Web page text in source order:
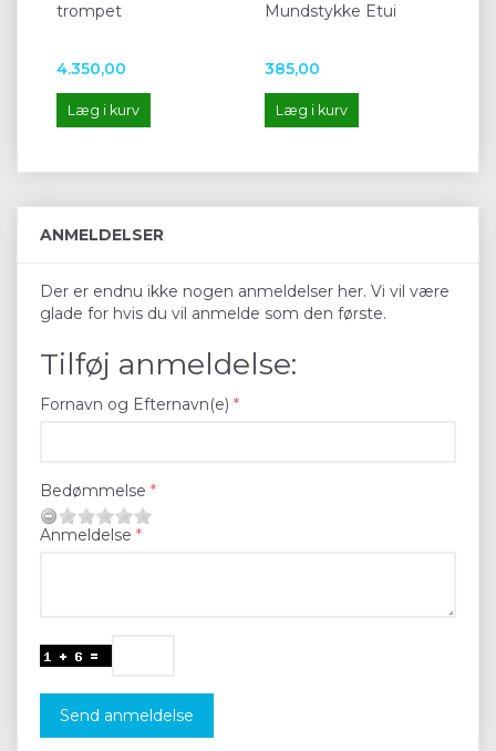
trompet
4.350,00
Læg i kurv
Mundstykke Etui
385,00
Læg i kurv
ANMELDELSER
Der er endnu ikke nogen anmeldelser her. Vi vil være
glade for hvis du vil anmelde som den første.
Tilføj anmeldelse:
Fornavn og Efternavn(e)
Bedømmelse
Anmeldelse
Send anmeldelse